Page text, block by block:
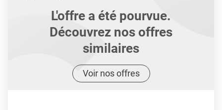
L'offre a été pourvue.
Découvrez nos offres
similaires
Voir nos offres